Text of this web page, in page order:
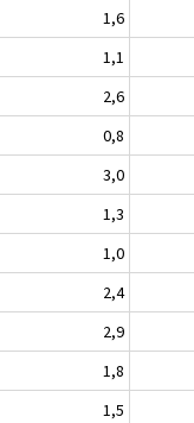
1,6
1,1
2,6
0,8
3,0
1,3
1,0
2,4
2,9
1,8
1,5